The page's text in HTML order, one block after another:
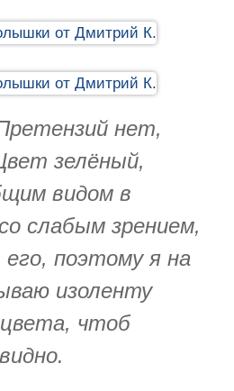
нет,
зелёный,
видом в
слабым зрением,
его, поэтому я на
изоленту
чтоб